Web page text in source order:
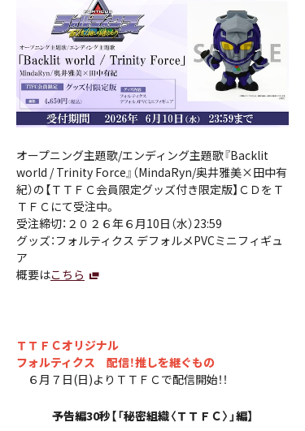
オープニング主題歌/エンディング主題歌『Backlit
world / Trinity Force』（MindaRyn/奥井雅美×田中有
紀）の【ＴＴＦＣ会員限定グッズ付き限定版】ＣＤをＴ
ＴＦＣにて受注中。
受注締切：２０２６年６月10日（水）23:59
グッズ：フォルティクス デフォルメPVCミニフィギュ
ア
概要はこちら
ＴＴＦＣオリジナル
フォルティクス 配信！推しを継ぐもの
６月７日(日)よりＴＴＦＣで配信開始！！
予告編30秒【「秘密組織〈ＴＴＦＣ〉」編】